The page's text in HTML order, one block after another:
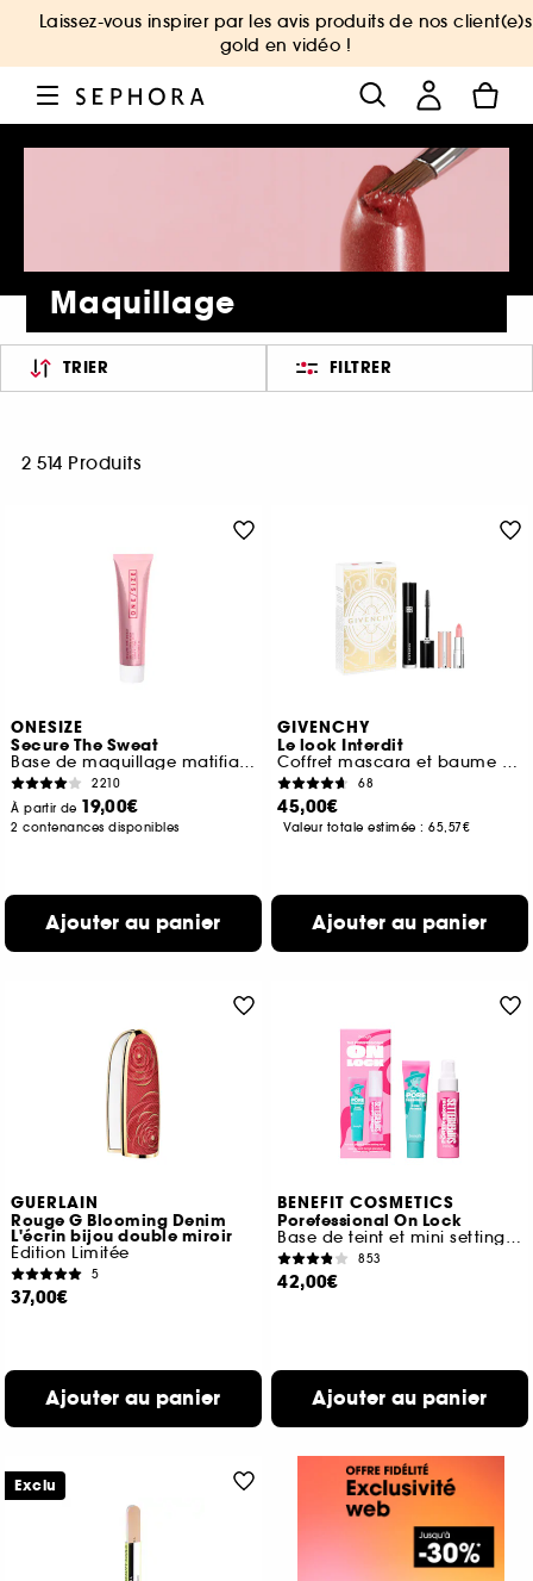
Laissez-vous inspirer par les avis produits de nos client(e)s
gold en vidéo !
Maquillage
TRIER FILTRER
2 514 Produits
ONESIZE
Secure The Sweat
Base de maquillage matifiante waterproof
2210
À partir de 19,00€
2 contenances disponibles
Ajouter au panier
GIVENCHY
Le look Interdit
Coffret mascara et baume embellisseur de lèvres
68
45,00€
Valeur totale estimée :65,57€
Ajouter au panier
GUERLAIN
Rouge G Blooming Denim
L'écrin bijou double miroir
Édition Limitée
5
37,00€
Ajouter au panier
BENEFIT COSMETICS
Porefessional On Lock
Base de teint et mini setting spray
853
42,00€
Ajouter au panier
Exclu